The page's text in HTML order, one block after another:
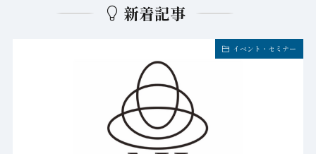
新着記事
イベント・セミナー